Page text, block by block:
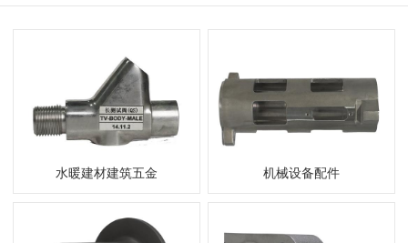
水暖建材建筑五金 机械设备配件